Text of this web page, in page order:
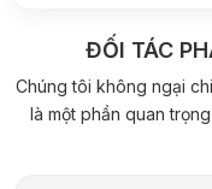
ĐỐI TÁC
Chúng tôi không ngại
là một phần quan